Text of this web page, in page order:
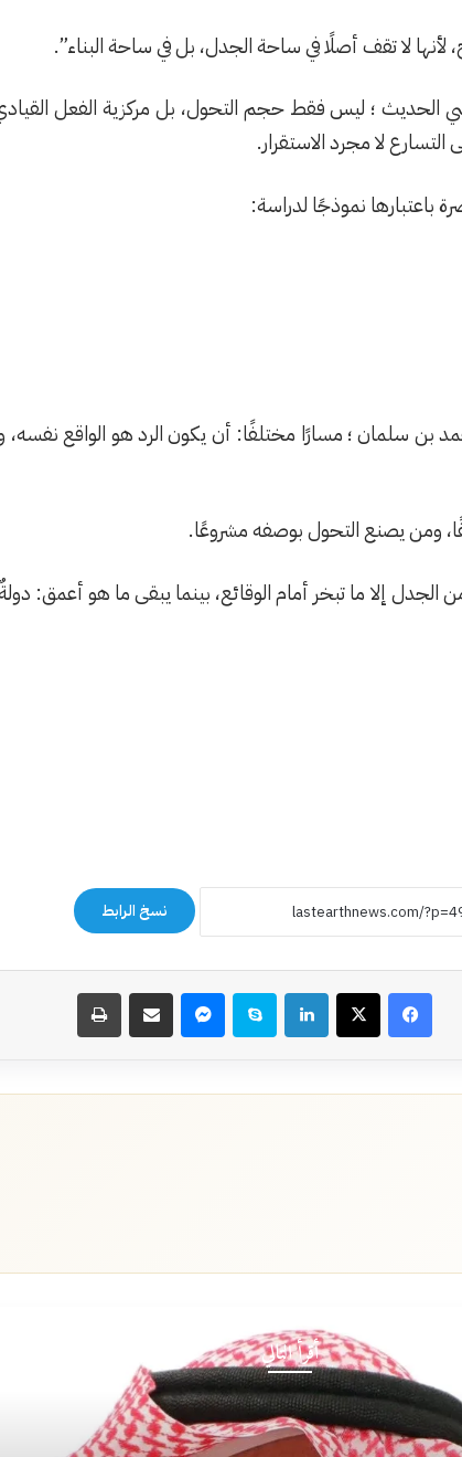
لا تقف أصلًا في ساحة الجدل، بل في ساحة البناء”.
؛ ليس فقط حجم التحول، بل مركزية الفعل القيادي
لا مجرد الاستقرار.
باعتبارها نموذجًا لدراسة:
بن سلمان ؛ مسارًا مختلفًا: أن يكون الرد هو الواقع نفسه،
ومن يصنع التحول بوصفه مشروعًا.
من الجدل إلا ما تبخر أمام الوقائع، بينما يبقى ما هو
نسخ الرابط
فيسبوك‫X لينكدإن سكايب ماسنجر مشاركة عبر البريد طباعة
أقرأ التالي